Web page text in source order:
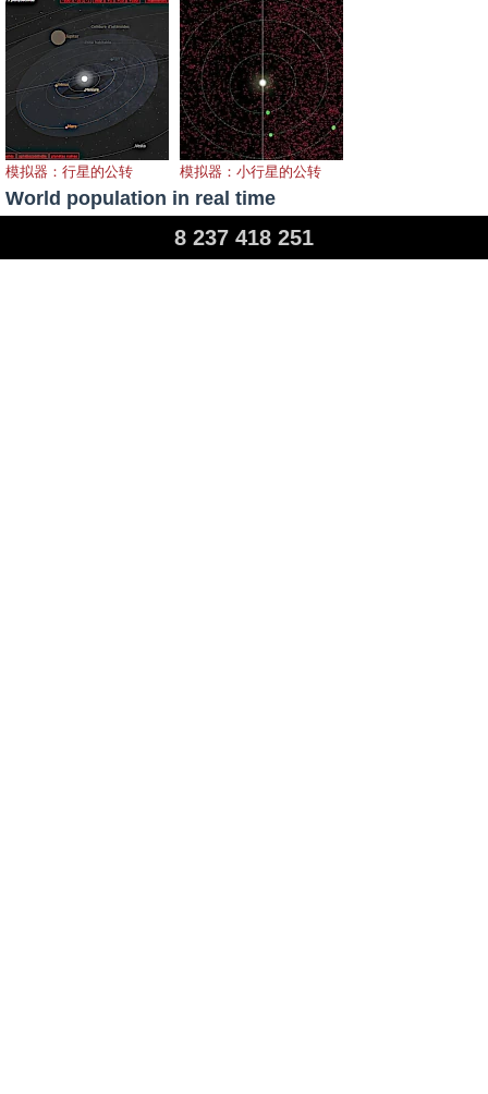
模拟器：行星的公转 模拟器：小行星的公转
World population in real time
8 237 418 251